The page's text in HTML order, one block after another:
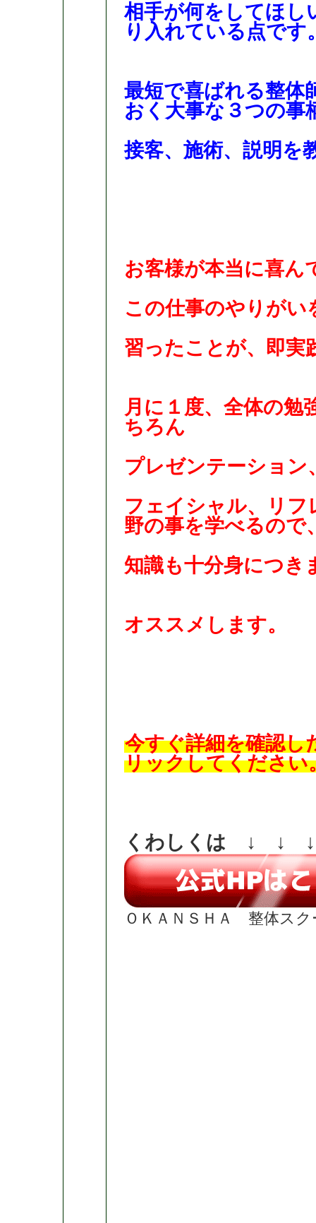
相手が何をしてほし
り入れている点です
最短で喜ばれる整体
おく大事な３つの事
接客、施術、説明を
お客様が本当に喜ん
この仕事のやりがい
習ったことが、即実
月に１度、全体の勉
ちろん
プレゼンテーション
フェイシャル、リフ
野の事を学べるので
知識も十分身につき
オススメします。
今すぐ詳細を確認し
リックしてください
くわしくは ↓ ↓ ↓
ＯＫＡＮＳＨＡ 整体ス